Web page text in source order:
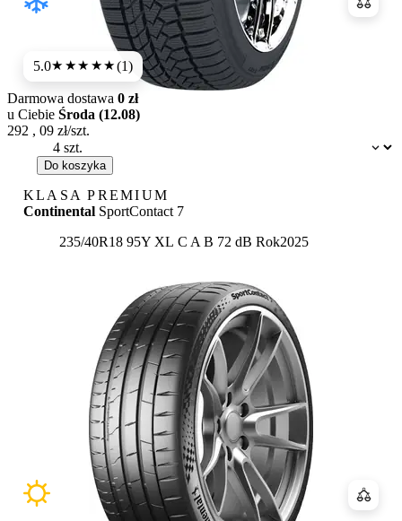
5.0★★★★★(1)
Dostępność:
Darmowa dostawa 0 zł
u Ciebie Środa (12.08)
292 , 09 zł/szt.
Do koszyka
KLASA PREMIUM
Continental SportContact 7
235/40R18 95Y XL Etykieta:
C A B 72 dB Rok2025